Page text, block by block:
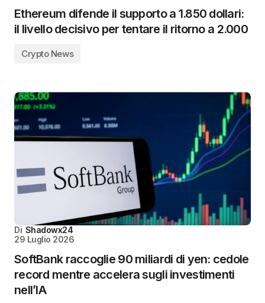
Ethereum difende il supporto a 1.850 dollari:
il livello decisivo per tentare il ritorno a 2.000
Crypto News
Di Shadowx24
29 Luglio 2026
SoftBank raccoglie 90 miliardi di yen: cedole
record mentre accelera sugli investimenti
nell’IA